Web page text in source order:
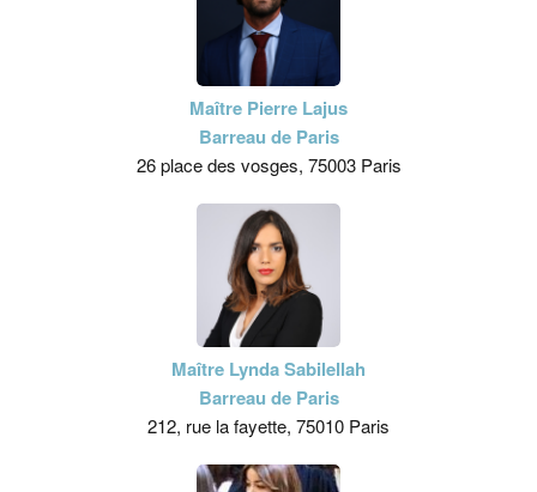
Maître Pierre Lajus
Barreau de Paris
26 place des vosges, 75003 Paris
Maître Lynda Sabilellah
Barreau de Paris
212, rue la fayette, 75010 Paris